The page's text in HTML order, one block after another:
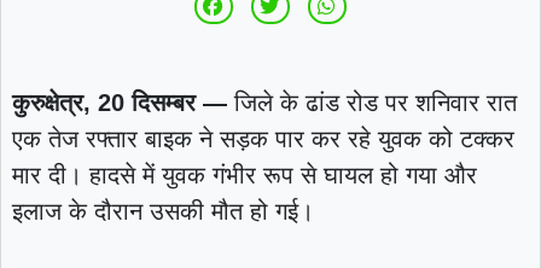
कुरुक्षेत्र, 20 दिसम्बर —जिले के ढांड रोड पर शनिवार रात
एक तेज रफ्तार बाइक ने सड़क पार कर रहे युवक को टक्कर
मार दी। हादसे में युवक गंभीर रूप से घायल हो गया और
इलाज के दौरान उसकी मौत हो गई।